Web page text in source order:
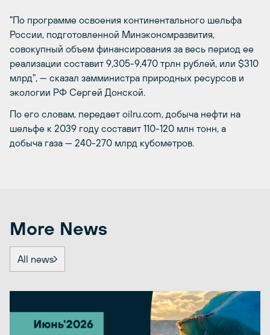
"По программе освоения континентального шельфа
России, подготовленной Минэкономразвития,
совокупный объем финансирования за весь период ее
реализации составит 9,305-9,470 трлн рублей, или $310
млрд", — сказал замминистра природных ресурсов и
экологии РФ Сергей Донской.
По его словам, передает oilru.com, добыча нефти на
шельфе к 2039 году составит 110-120 млн тонн, а
добыча газа — 240-270 млрд кубометров.
More News
All news